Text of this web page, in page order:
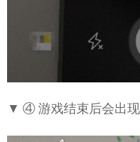
▼ ④ 游戏结束后会出